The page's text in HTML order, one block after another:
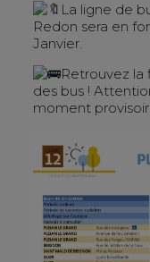
La ligne de
Redon sera en
Janvier.
Retrouvez la
des bus !
moment